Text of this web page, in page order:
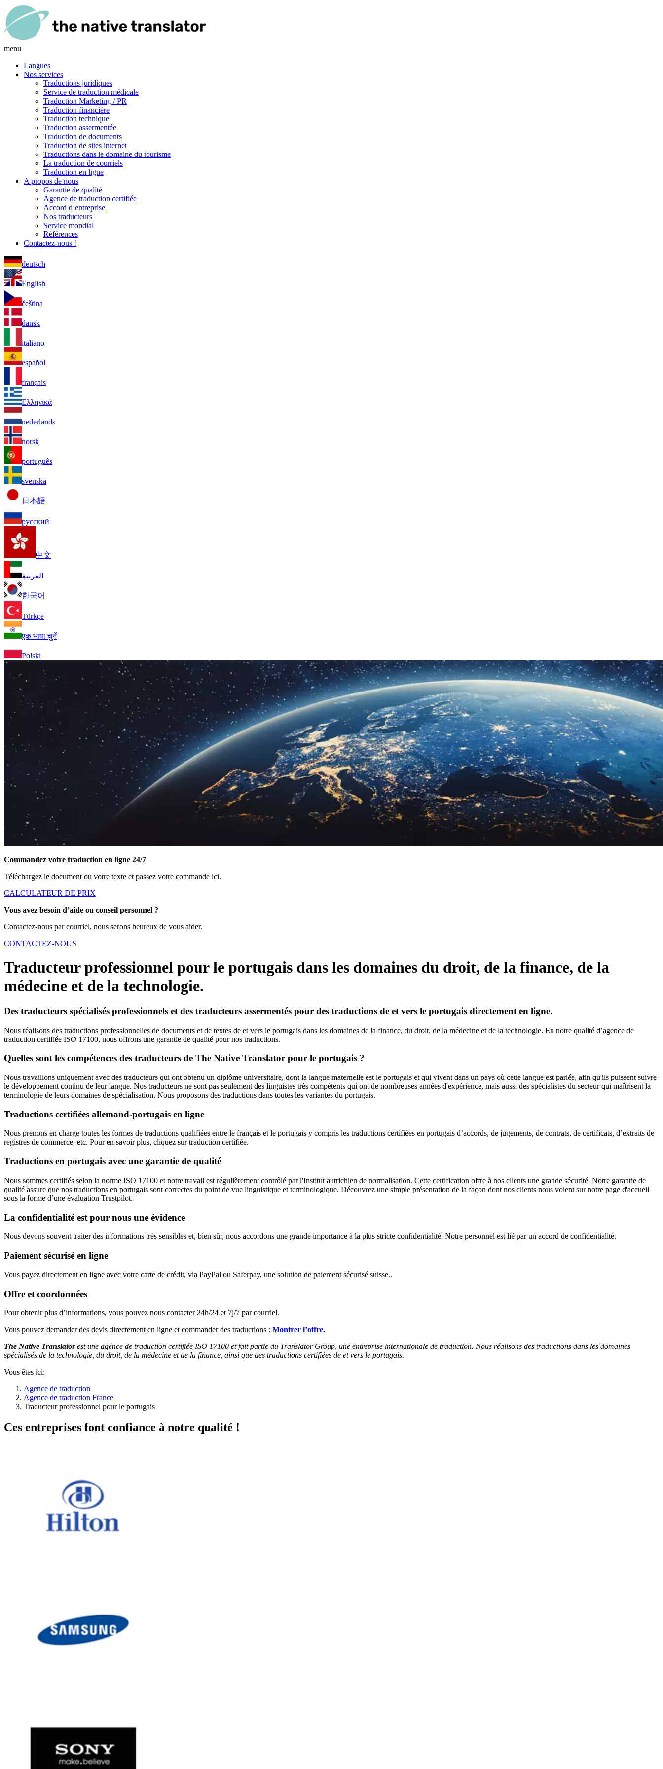
menu
Langues
Nos services
Traductions juridiques
Service de traduction médicale
Traduction Marketing / PR
Traduction financière
Traduction technique
Traduction assermentée
Traduction de documents
Traduction de sites internet
Traductions dans le domaine du tourisme
La traduction de courriels
Traduction en ligne
A propos de nous
Garantie de qualité
Agence de traduction certifiée
Accord d’entreprise
Nos traducteurs
Service mondial
Références
Contactez-nous !
deutsch
English
čeština
dansk
italiano
español
français
Ελληνικά
nederlands
norsk
português
svenska
日本語
русский
中文
العربية
한국어
Türkçe
एक भाषा चुनें
Polski
Commandez votre traduction en ligne 24/7
Téléchargez le document ou votre texte et passez votre commande ici.
CALCULATEUR DE PRIX
Vous avez besoin d’aide ou conseil personnel ?
Contactez-nous par courriel, nous serons heureux de vous aider.
CONTACTEZ-NOUS
Traducteur professionnel pour le portugais dans les domaines du droit, de la finance, de la
médecine et de la technologie.
Des traducteurs spécialisés professionnels et des traducteurs assermentés pour des traductions de et vers le portugais directement en ligne.
Nous réalisons des traductions professionnelles de documents et de textes de et vers le portugais dans les domaines de la finance, du droit, de la médecine et de la technologie. En notre qualité d’agence de
traduction certifiée ISO 17100, nous offrons une garantie de qualité pour nos traductions.
Quelles sont les compétences des traducteurs de The Native Translator pour le portugais ?
Nous travaillons uniquement avec des traducteurs qui ont obtenu un diplôme universitaire, dont la langue maternelle est le portugais et qui vivent dans un pays où cette langue est parlée, afin qu'ils puissent suivre
le développement continu de leur langue. Nos traducteurs ne sont pas seulement des linguistes très compétents qui ont de nombreuses années d'expérience, mais aussi des spécialistes du secteur qui maîtrisent la
terminologie de leurs domaines de spécialisation. Nous proposons des traductions dans toutes les variantes du portugais.
Traductions certifiées allemand-portugais en ligne
Nous prenons en charge toutes les formes de traductions qualifiées entre le français et le portugais y compris les traductions certifiées en portugais d’accords, de jugements, de contrats, de certificats, d’extraits de
registres de commerce, etc. Pour en savoir plus, cliquez sur traduction certifiée.
Traductions en portugais avec une garantie de qualité
Nous sommes certifiés selon la norme ISO 17100 et notre travail est régulièrement contrôlé par l'Institut autrichien de normalisation. Cette certification offre à nos clients une grande sécurité. Notre garantie de
qualité assure que nos traductions en portugais sont correctes du point de vue linguistique et terminologique. Découvrez une simple présentation de la façon dont nos clients nous voient sur notre page d'accueil
sous la forme d’une évaluation Trustpilot.
La confidentialité est pour nous une évidence
Nous devons souvent traiter des informations très sensibles et, bien sûr, nous accordons une grande importance à la plus stricte confidentialité. Notre personnel est lié par un accord de confidentialité.
Paiement sécurisé en ligne
Vous payez directement en ligne avec votre carte de crédit, via PayPal ou Saferpay, une solution de paiement sécurisé suisse..
Offre et coordonnées
Pour obtenir plus d’informations, vous pouvez nous contacter 24h/24 et 7j/7 par courriel.
Vous pouvez demander des devis directement en ligne et commander des traductions : Montrer l’offre.
The Native Translatorest une agence de traduction certifiée ISO 17100 et fait partie du Translator Group, une entreprise internationale de traduction. Nous réalisons des traductions dans les domaines
spécialisés de la technologie, du droit, de la médecine et de la finance, ainsi que des traductions certifiées de et vers le portugais.
Vous êtes ici:
Agence de traduction
Agence de traduction France
Traducteur professionnel pour le portugais
Ces entreprises font confiance à notre qualité !